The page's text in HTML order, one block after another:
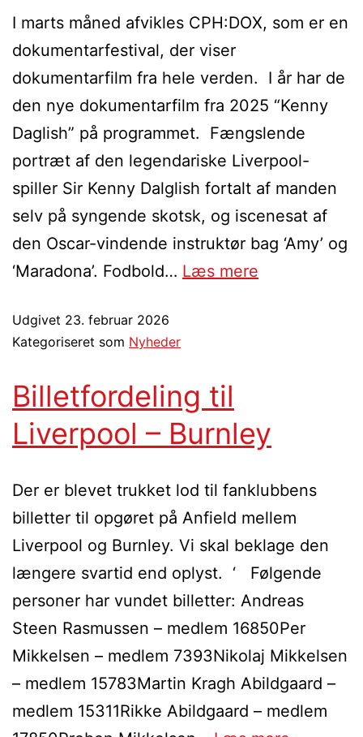
I marts måned afvikles CPH:DOX, som er en
dokumentarfestival, der viser
dokumentarfilm fra hele verden. I år har de
den nye dokumentarfilm fra 2025 “Kenny
Daglish” på programmet. Fængslende
portræt af den legendariske Liverpool-
spiller Sir Kenny Dalglish fortalt af manden
selv på syngende skotsk, og iscenesat af
den Oscar-vindende instruktør bag ‘Amy’ og
‘Maradona’. Fodbold… Læs mere
Udgivet 23. februar 2026
Kategoriseret som Nyheder
Billetfordeling til
Liverpool – Burnley
Der er blevet trukket lod til fanklubbens
billetter til opgøret på Anfield mellem
Liverpool og Burnley. Vi skal beklage den
længere svartid end oplyst. ‘ Følgende
personer har vundet billetter: Andreas
Steen Rasmussen – medlem 16850Per
Mikkelsen – medlem 7393Nikolaj Mikkelsen
– medlem 15783Martin Kragh Abildgaard –
medlem 15311Rikke Abildgaard – medlem